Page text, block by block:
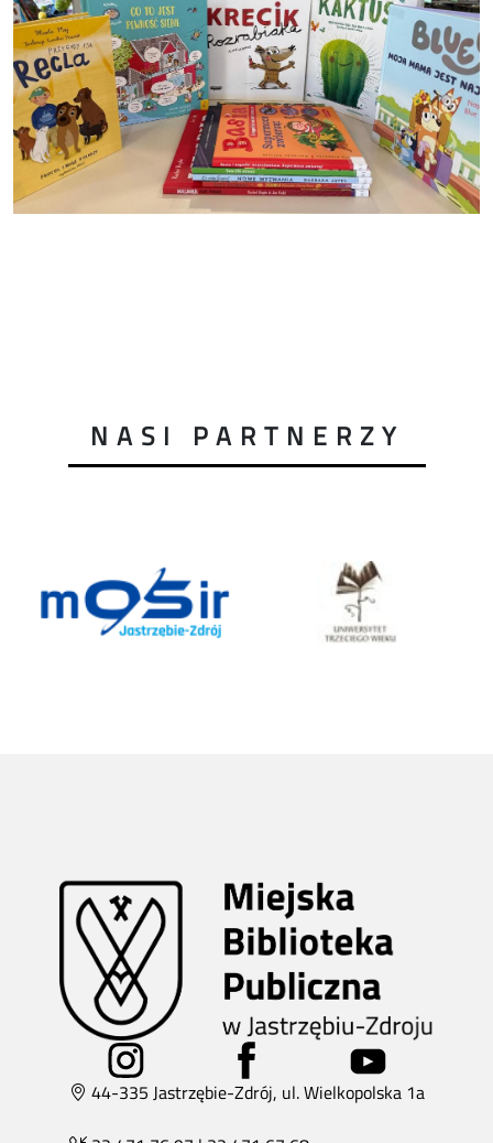
NASI PARTNERZY
44-335 Jastrzębie-Zdrój, ul. Wielkopolska 1a